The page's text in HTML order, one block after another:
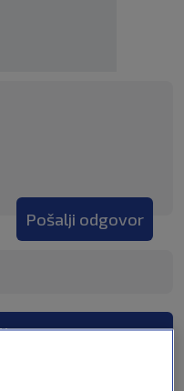
Pošalji odgovor